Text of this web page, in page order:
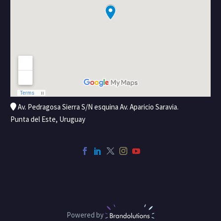
Av. Pedragosa Sierra S/N esquina Av. Aparicio Saravia.
Punta del Este, Uruguay
Powered by